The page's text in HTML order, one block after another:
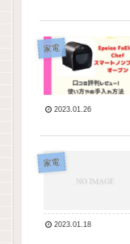
家電
2023.01.26
家電
2023.01.18